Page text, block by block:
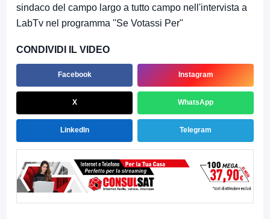
sindaco del campo largo a tutto campo nell'intervista a
LabTv nel programma ''Se Votassi Per"
CONDIVIDI IL VIDEO
Facebook Instagram
X WhatsApp
LinkedIn Telegram